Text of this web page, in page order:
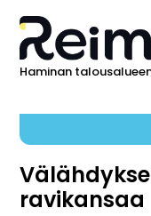
Haminan
ravikansaa